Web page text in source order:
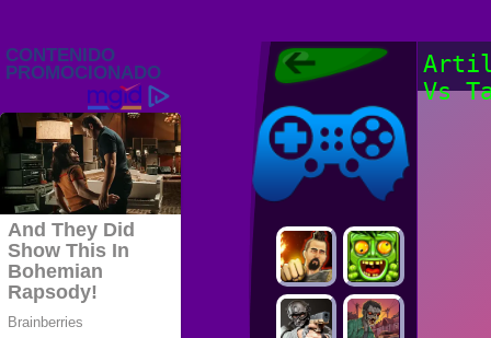
Juegos Friv
2022, Juegos
2022
Juegos Friv
Vs